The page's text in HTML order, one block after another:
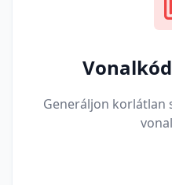
Generáljon korlátlan